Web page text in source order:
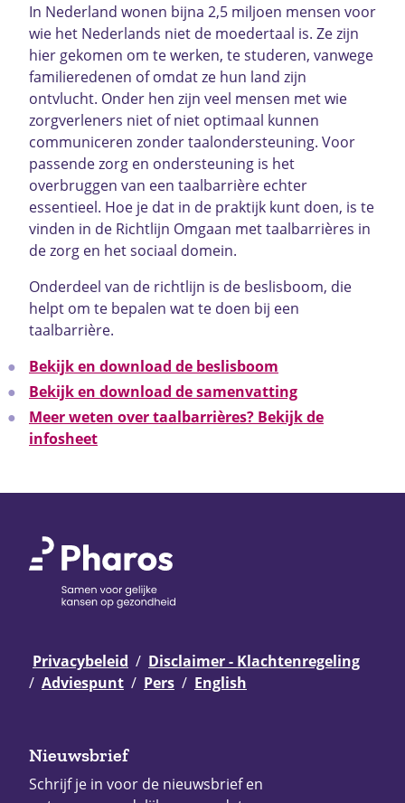
In Nederland wonen bijna 2,5 miljoen mensen voor
wie het Nederlands niet de moedertaal is. Ze zijn
hier gekomen om te werken, te studeren, vanwege
familieredenen of omdat ze hun land zijn
ontvlucht. Onder hen zijn veel mensen met wie
zorgverleners niet of niet optimaal kunnen
communiceren zonder taalondersteuning. Voor
passende zorg en ondersteuning is het
overbruggen van een taalbarrière echter
essentieel. Hoe je dat in de praktijk kunt doen, is te
vinden in de Richtlijn Omgaan met taalbarrières in
de zorg en het sociaal domein.
Onderdeel van de richtlijn is de beslisboom, die
helpt om te bepalen wat te doen bij een
taalbarrière.
Bekijk en download de beslisboom
Bekijk en download de samenvatting
Meer weten over taalbarrières? Bekijk de
infosheet
Privacybeleid
Disclaimer - Klachtenregeling
Adviespunt
Pers English
Nieuwsbrief
Schrijf je in voor de nieuwsbrief en